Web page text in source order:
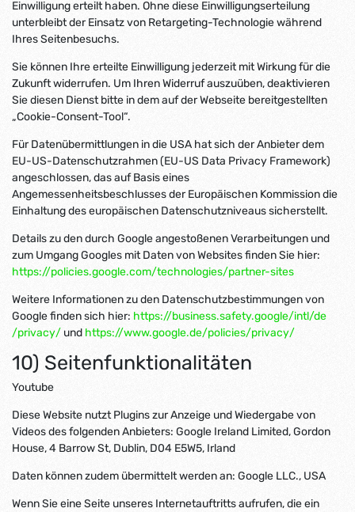
Einwilligung erteilt haben. Ohne diese Einwilligungserteilung
unterbleibt der Einsatz von Retargeting-Technologie während
Ihres Seitenbesuchs.
Sie können Ihre erteilte Einwilligung jederzeit mit Wirkung für die
Zukunft widerrufen. Um Ihren Widerruf auszuüben, deaktivieren
Sie diesen Dienst bitte in dem auf der Webseite bereitgestellten
„Cookie-Consent-Tool“.
Für Datenübermittlungen in die USA hat sich der Anbieter dem
EU-US-Datenschutzrahmen (EU-US Data Privacy Framework)
angeschlossen, das auf Basis eines
Angemessenheitsbeschlusses der Europäischen Kommission die
Einhaltung des europäischen Datenschutzniveaus sicherstellt.
Details zu den durch Google angestoßenen Verarbeitungen und
zum Umgang Googles mit Daten von Websites finden Sie hier:
https://policies.google.com/technologies/partner-sites
Weitere Informationen zu den Datenschutzbestimmungen von
Google finden sich hier: https://business.safety.google/intl/de
/privacy/ und https://www.google.de/policies/privacy/
10) Seitenfunktionalitäten
Youtube
Diese Website nutzt Plugins zur Anzeige und Wiedergabe von
Videos des folgenden Anbieters: Google Ireland Limited, Gordon
House, 4 Barrow St, Dublin, D04 E5W5, Irland
Daten können zudem übermittelt werden an: Google LLC., USA
Wenn Sie eine Seite unseres Internetauftritts aufrufen, die ein